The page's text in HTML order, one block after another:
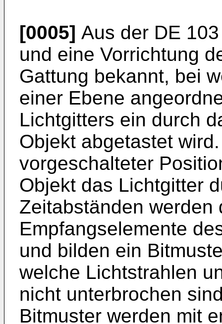
[0005] Aus der DE
und eine Vorrichtung
Gattung bekannt, bei
einer Ebene
Lichtgitters ein durch
Objekt abgetastet
vorgeschalteter
Objekt das Lichtgitter
Zeitabständen werden
Empfangselemente
und bilden ein
welche Lichtstrahlen
nicht unterbrochen
Bitmuster werden mit